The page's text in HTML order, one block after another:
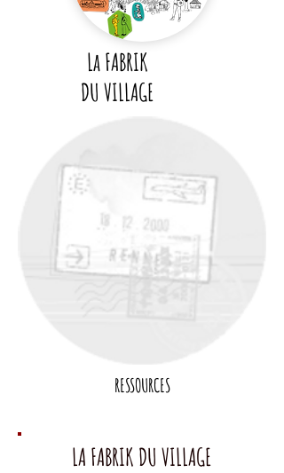
La FABRIK
DU VILLAGE
RESSOURCES
LA FABRIK DU VILLAGE